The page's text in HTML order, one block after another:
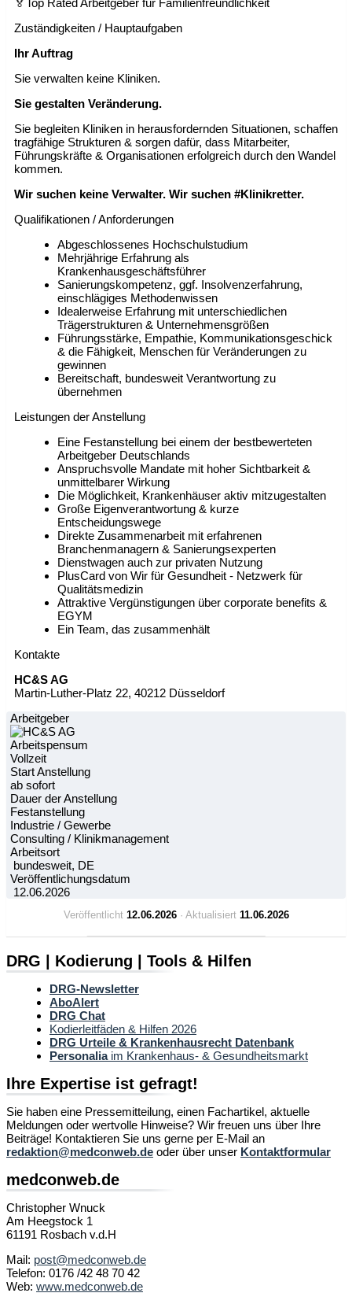
Zuständigkeiten / Hauptaufgaben
Ihr Auftrag
Sie verwalten keine Kliniken.
Sie gestalten Veränderung.
Sie begleiten Kliniken in herausfordernden Situationen, schaffen
tragfähige Strukturen & sorgen dafür, dass Mitarbeiter,
Führungskräfte & Organisationen erfolgreich durch den Wandel
kommen.
Wir suchen keine Verwalter. Wir suchen #Klinikretter.
Qualifikationen / Anforderungen
Abgeschlossenes Hochschulstudium
Mehrjährige Erfahrung als
Krankenhausgeschäftsführer
Sanierungskompetenz, ggf. Insolvenzerfahrung,
einschlägiges Methodenwissen
Idealerweise Erfahrung mit unterschiedlichen
Trägerstrukturen & Unternehmensgrößen
Führungsstärke, Empathie, Kommunikationsgeschick
& die Fähigkeit, Menschen für Veränderungen zu
gewinnen
Bereitschaft, bundesweit Verantwortung zu
übernehmen
Leistungen der Anstellung
Eine Festanstellung bei einem der bestbewerteten
Arbeitgeber Deutschlands
Anspruchsvolle Mandate mit hoher Sichtbarkeit &
unmittelbarer Wirkung
Die Möglichkeit, Krankenhäuser aktiv mitzugestalten
Große Eigenverantwortung & kurze
Entscheidungswege
Direkte Zusammenarbeit mit erfahrenen
Branchenmanagern & Sanierungsexperten
Dienstwagen auch zur privaten Nutzung
PlusCard von Wir für Gesundheit - Netzwerk für
Qualitätsmedizin
Attraktive Vergünstigungen über corporate benefits &
EGYM
Ein Team, das zusammenhält
Kontakte
HC&S AG
Martin-Luther-Platz 22, 40212 Düsseldorf
Arbeitgeber
Arbeitspensum
Vollzeit
Start Anstellung
ab sofort
Dauer der Anstellung
Festanstellung
Industrie / Gewerbe
Consulting / Klinikmanagement
Arbeitsort
bundesweit, DE
Veröffentlichungsdatum
12.06.2026
Veröffentlicht 12.06.2026 · Aktualisiert 11.06.2026
DRG | Kodierung | Tools & Hilfen
DRG-Newsletter
AboAlert
DRG Chat
Kodierleitfäden & Hilfen 2026
DRG Urteile & Krankenhausrecht Datenbank
Personaliaim Krankenhaus- & Gesundheitsmarkt
Ihre Expertise ist gefragt!
Sie haben eine Pressemitteilung, einen Fachartikel, aktuelle
Meldungen oder wertvolle Hinweise? Wir freuen uns über Ihre
Beiträge! Kontaktieren Sie uns gerne per E-Mail an
redaktion@medconweb.de oder über unser Kontaktformular
medconweb.de
Christopher Wnuck
Am Heegstock 1
61191 Rosbach v.d.H
Mail: post@medconweb.de
Telefon: 0176 /42 48 70 42
Web: www.medconweb.de